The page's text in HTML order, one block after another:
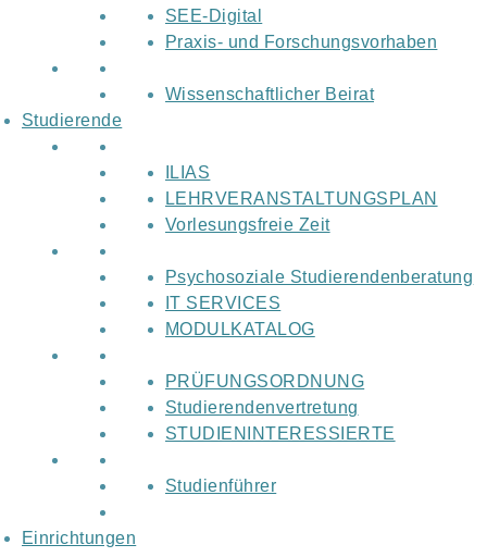
SEE-Digital
Praxis- und Forschungsvorhaben
Wissenschaftlicher Beirat
Studierende
ILIAS
LEHRVERANSTALTUNGSPLAN
Vorlesungsfreie Zeit
Psychosoziale Studierendenberatung
IT SERVICES
MODULKATALOG
PRÜFUNGSORDNUNG
Studierendenvertretung
STUDIENINTERESSIERTE
Studienführer
Einrichtungen